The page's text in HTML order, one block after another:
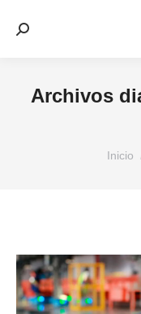
Buscar:
Archivos
Inicio